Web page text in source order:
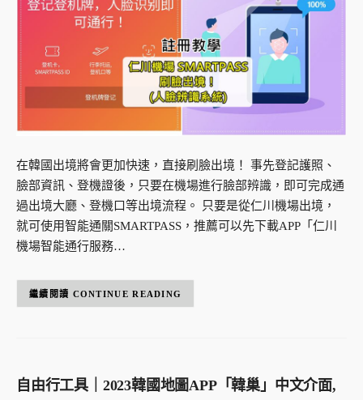
在韓國出境將會更加快速，直接刷臉出境！ 事先登記護照、
臉部資訊、登機證後，只要在機場進行臉部辨識，即可完成通
過出境大廳、登機口等出境流程。 只要是從仁川機場出境，
就可使用智能通關SMARTPASS，推薦可以先下載APP「仁川
機場智能通行服務…
CONTINUE READING
自由行工具｜2023韓國地圖APP「韓巢」中文介面,